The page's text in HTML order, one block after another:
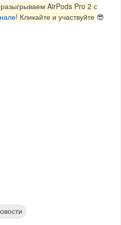
AirPods Pro 2 с
! Кликайте и участвуйте 😎